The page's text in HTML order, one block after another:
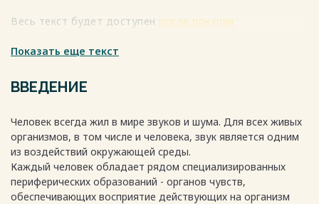
Весь текст будет доступен после покупки
Показать еще текст
ВВЕДЕНИЕ
Человек всегда жил в мире звуков и шума. Для всех живых
организмов, в том числе и человека, звук является одним
из воздействий окружающей среды.
Каждый человек обладает рядом специализированных
периферических образований - органов чувств,
обеспечивающих восприятие действующих на организм